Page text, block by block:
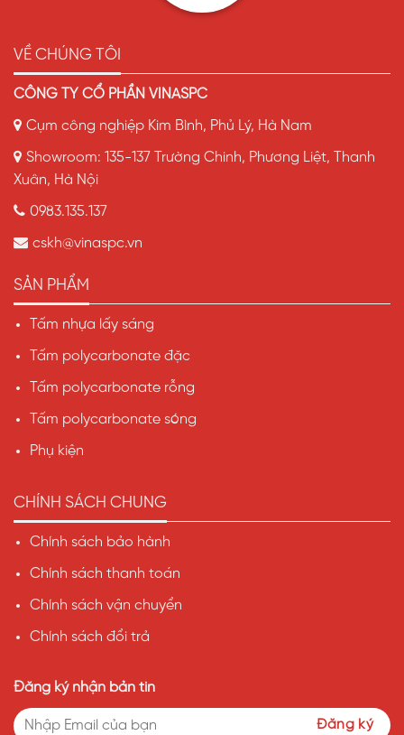
VỀ CHÚNG TÔI
CÔNG TY CỔ PHẦN VINASPC
Cụm công nghiệp Kim Bình, Phủ Lý, Hà Nam
Showroom: 135-137 Trường Chinh, Phương Liệt, Thanh
Xuân, Hà Nội
0983.135.137
cskh@vinaspc.vn
SẢN PHẨM
Tấm nhựa lấy sáng
Tấm polycarbonate đặc
Tấm polycarbonate rỗng
Tấm polycarbonate sóng
Phụ kiện
CHÍNH SÁCH CHUNG
Chính sách bảo hành
Chính sách thanh toán
Chính sách vận chuyển
Chính sách đổi trả
Đăng ký nhận bản tin